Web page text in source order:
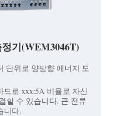
기(WEM3046T)
단위로 양방향 에너지 모
로 xxx:5A 비율로 자신
할 수 있습니다. 큰 전류
니다.